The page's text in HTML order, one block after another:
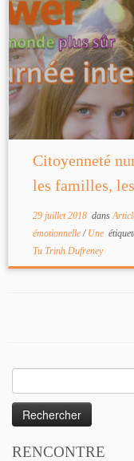
Citoyenneté
les familles,
29 juillet 2018dans
émotionnelle/ Une
Tu Trinh Dufreney
RENCONTRE